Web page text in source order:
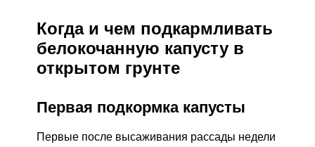
Когда и чем подкармливать
белокочанную капусту в
открытом грунте
Первая подкормка капусты
Первые после высаживания рассады недели